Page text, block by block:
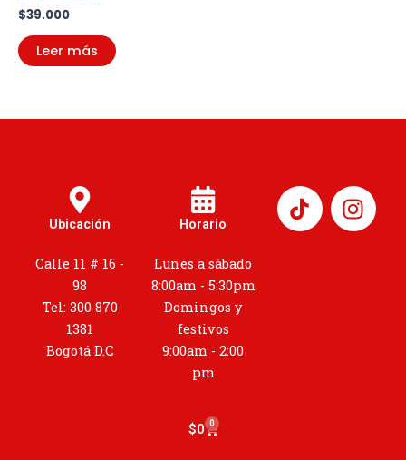
$39.000
Leer más
Ubicación
Calle 11 # 16 -
98
Tel: 300 870
1381
Bogotá D.C
Horario
Lunes a sábado
8:00am - 5:30pm
Domingos y
festivos
9:00am - 2:00
pm
I
n
s
$0 0
Cart